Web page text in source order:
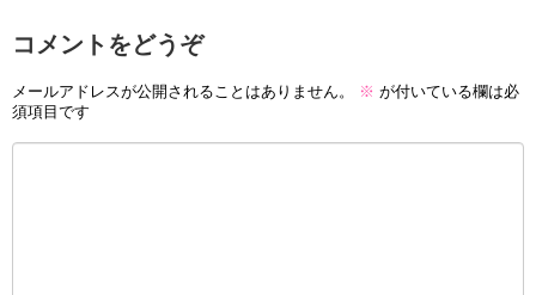
コメントをどうぞ
メールアドレスが公開されることはありません。 ※ が付いている欄は必
須項目です